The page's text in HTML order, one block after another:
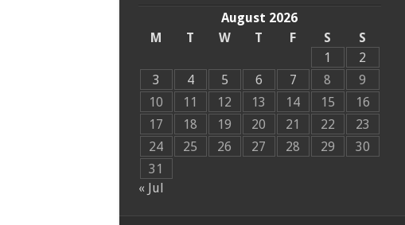
August 2026
M
T W T F S
S
1
2
3
4 5 6 7 8
9
10
11 12 13 14 15
16
17
18 19 20 21 22
23
24
25 26 27 28 29
30
31
« Jul